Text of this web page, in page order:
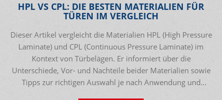
HPL VS CPL: DIE BESTEN MATERIALIEN FÜR
TÜREN IM VERGLEICH
Dieser Artikel vergleicht die Materialien HPL (High Pressure
Laminate) und CPL (Continuous Pressure Laminate) im
Kontext von Türbelägen. Er informiert über die
Unterschiede, Vor- und Nachteile beider Materialien sowie
Tipps zur richtigen Auswahl je nach Anwendung und